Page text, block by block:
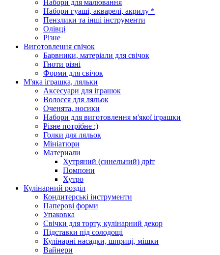
Набори для малювання
Набори гуаші, акварелі, акрилу *
Пензлики та інші інструменти
Олівці
Різне
Виготовлення свічок
Барвники, матеріали для свічок
Гноти різні
Форми для свічок
М'яка іграшка, ляльки
Аксесуари для іграшок
Волосся для ляльок
Оченята, носики
Набори для виготовлення м'якої іграшки
Різне потрібне :)
Голки для ляльок
Мініатюри
Материали
Хутряний (синельний) дріт
Помпони
Хутро
Кулінарний розділ
Кондитерські інструменти
Паперові форми
Упаковка
Свічки для торту, кулінарний декор
Підставки під солодощі
Кулінарні насадки, шприці, мішки
Вайнери